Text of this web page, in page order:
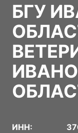
БГУ
ИНН: